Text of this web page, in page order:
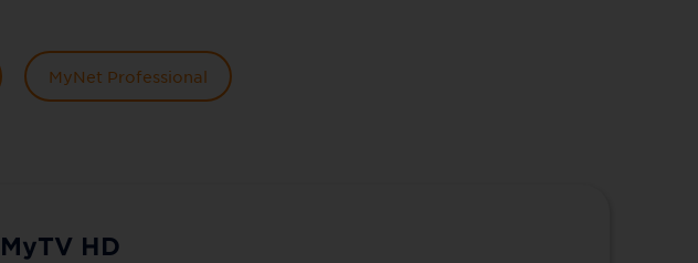
MyNet Professional
MyTV HD